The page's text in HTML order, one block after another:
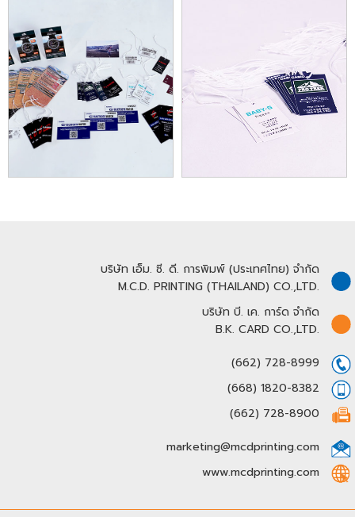
บริษัท เอ็ม. ซี. ดี. การพิมพ์ (ประเทศไทย) จำกัด
M.C.D. PRINTING (THAILAND) CO.,LTD.
บริษัท บี. เค. การ์ด จำกัด
B.K. CARD CO.,LTD.
(662) 728-8999
(668) 1820-8382
(662) 728-8900
marketing@mcdprinting.com
www.mcdprinting.com